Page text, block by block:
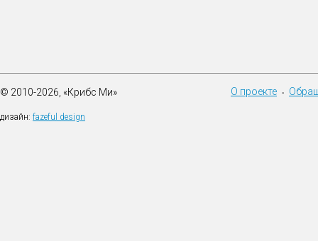
© 2010-2026, «Крибс Ми»
дизайн: fazeful design
О проекте •